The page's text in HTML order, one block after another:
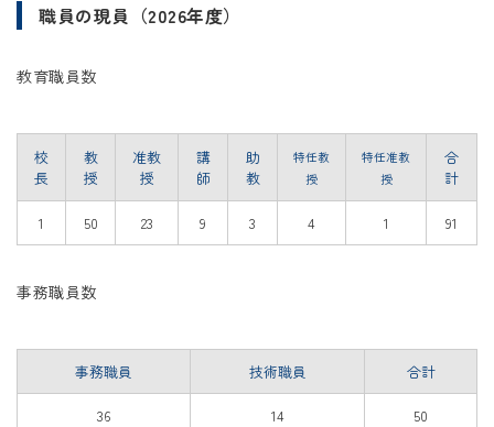
職員の現員（2026年度）
教育職員数
校
長
教
授
准教
授
講
師
助
教
特任教
授
特任准教
授
合
計
1 50 23 9 3 4 1 91
事務職員数
事務職員 技術職員 合計
36 14 50